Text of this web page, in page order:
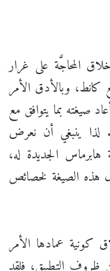
المحاجَّة على غرار
كانط، وبالأدق الأمر
صيغته بما يتوافق مع
لذا ينبغي أن نعرض
الجديدة له،
هذه الصيغة لخصائص
عمادها الأمر